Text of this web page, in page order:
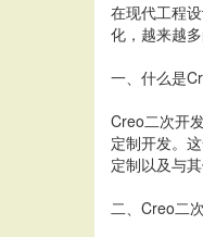
在现代工程
化，越来越
一、什么是
Creo二次开
定制开发。
定制以及与
二、Creo二